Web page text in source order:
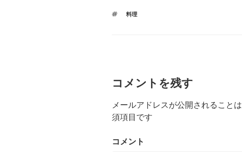
タ
料理
コメントを残す
メールアドレスが公開されることは
須項目です
コメント